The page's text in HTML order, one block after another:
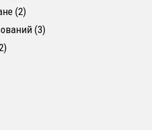
22 товари
33 товари
2 товари